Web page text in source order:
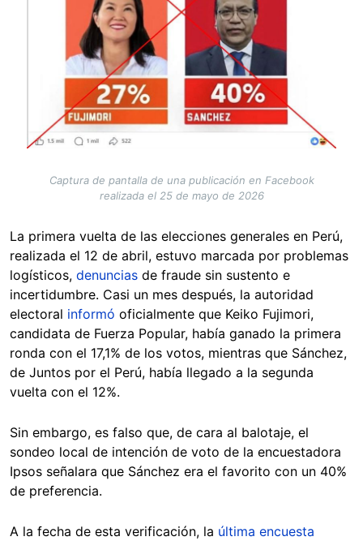
Captura de pantalla de una publicación en Facebook
realizada el 25 de mayo de 2026
La primera vuelta de las elecciones generales en Perú,
realizada el 12 de abril, estuvo marcada por problemas
logísticos, denuncias de fraude sin sustento e
incertidumbre. Casi un mes después, la autoridad
electoral informó oficialmente que Keiko Fujimori,
candidata de Fuerza Popular, había ganado la primera
ronda con el 17,1% de los votos, mientras que Sánchez,
de Juntos por el Perú, había llegado a la segunda
vuelta con el 12%.
Sin embargo, es falso que, de cara al balotaje, el
sondeo local de intención de voto de la encuestadora
Ipsos señalara que Sánchez era el favorito con un 40%
de preferencia.
A la fecha de esta verificación, la última encuesta